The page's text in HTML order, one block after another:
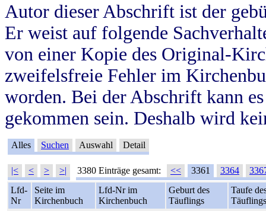
Autor dieser Abschrift ist der
Er weist auf folgende
von einer Kopie des Original-
zweifelsfreie Fehler im
worden. Bei der Abschrift kann
gekommen sein. Deshalb wird
Alles Suchen Auswahl Detail
|< < > >| 3380 Einträge gesamt: << 3361 3364
Lfd-
Nr
Seite im
Kirchenbuch
Lfd-Nr im
Kirchenbuch
Geburt des
Täuflings
Taufe
Täuflings